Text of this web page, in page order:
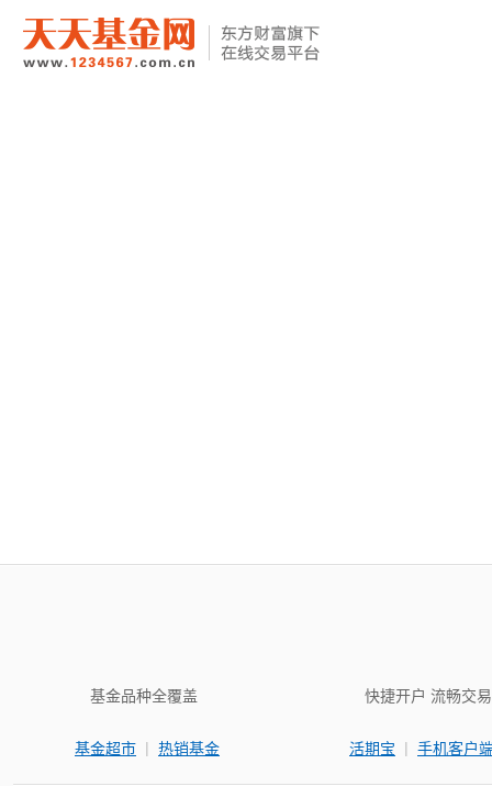
基金品种全覆盖
基金超市 | 热销基金
快捷开户 流畅交易
活期宝 | 手机客户